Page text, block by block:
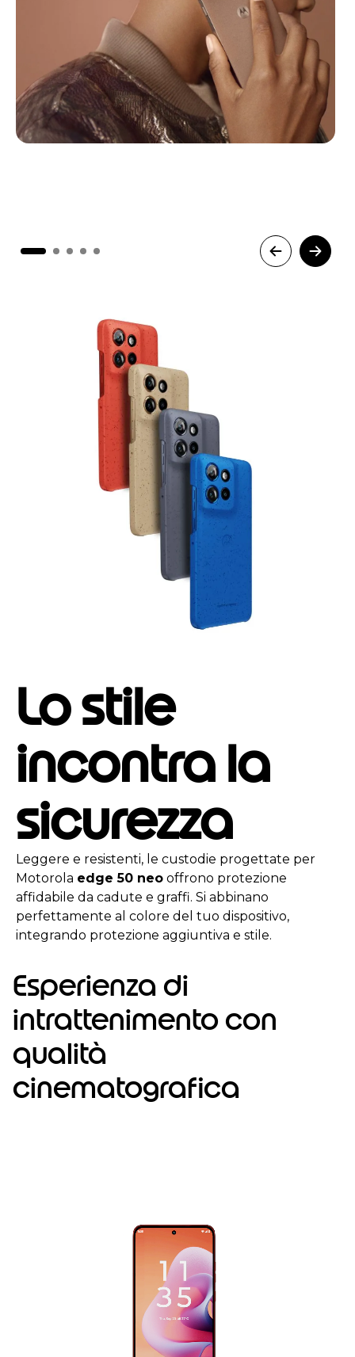
Lo stile
incontra la
sicurezza
Leggere e resistenti, le custodie progettate per
Motorola edge 50 neo offrono protezione
affidabile da cadute e graffi. Si abbinano
perfettamente al colore del tuo dispositivo,
integrando protezione aggiuntiva e stile.
Esperienza di
intrattenimento con
qualità
cinematografica